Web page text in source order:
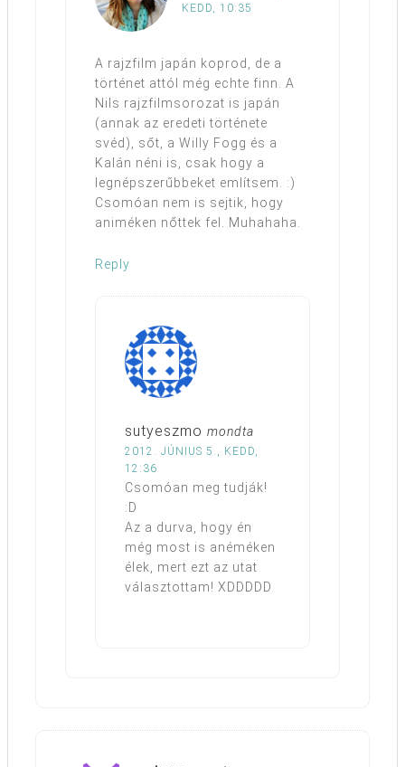
KEDD, 10:35
A rajzfilm japán koprod, de a
történet attól még echte finn. A
Nils rajzfilmsorozat is japán
(annak az eredeti története
svéd), sőt, a Willy Fogg és a
Kalán néni is, csak hogy a
legnépszerűbbeket említsem. :)
Csomóan nem is sejtik, hogy
animéken nőttek fel. Muhahaha.
Reply
sutyeszmo mondta
2012. JÚNIUS 5., KEDD,
12:36
Csomóan meg tudják!
:D
Az a durva, hogy én
még most is anéméken
élek, mert ezt az utat
választottam! XDDDDD